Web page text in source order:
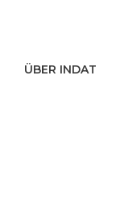
ÜBER INDAT